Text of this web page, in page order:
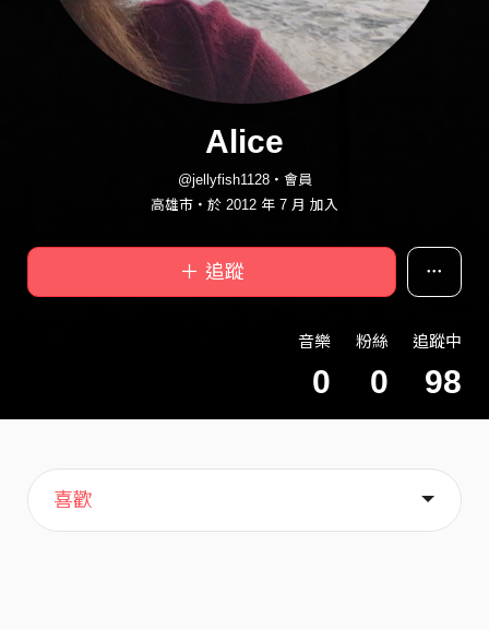
Alice
@jellyfish1128・會員
高雄市・於 2012 年 7 月 加入
＋ 追蹤
音樂
0
粉絲
0
追蹤中
98
主頁
歌單
喜歡
關於